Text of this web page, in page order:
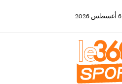
6 أغسطس 2026